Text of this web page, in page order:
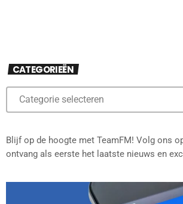
CATEGORIEËN
Blijf op de hoogte met TeamFM! Volg ons
ontvang als eerste het laatste nieuws en